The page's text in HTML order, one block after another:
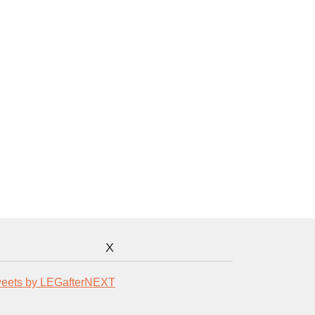
X
by LEGafterNEXT